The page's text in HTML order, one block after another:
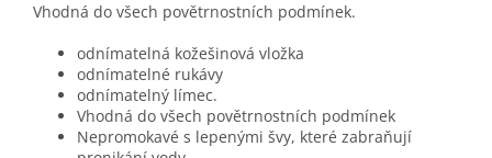
Vhodná do všech povětrnostních podmínek.
odnímatelná kožešinová vložka
odnímatelné rukávy
odnímatelný límec.
Vhodná do všech povětrnostních podmínek
Nepromokavé s lepenými švy, které zabraňují